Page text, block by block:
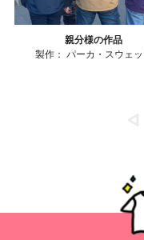
親分様の作品
製作：
パーカ・スウェッ